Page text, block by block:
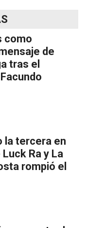
como
de
tras el
la tercera en
Ra y La
rompió el